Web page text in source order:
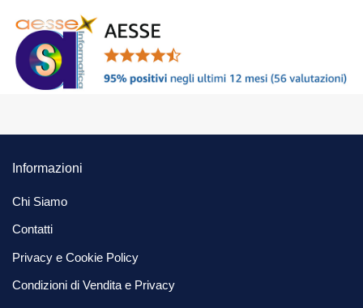
Informazioni
Chi Siamo
Contatti
Privacy e Cookie Policy
Condizioni di Vendita e Privacy